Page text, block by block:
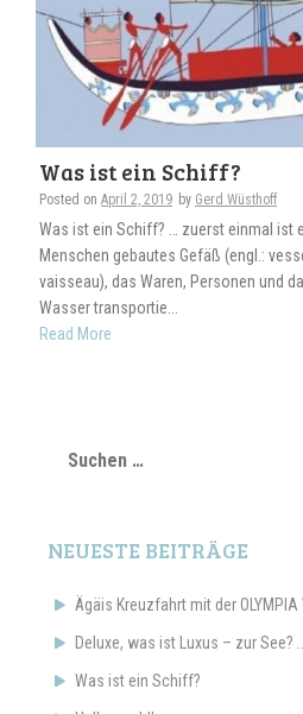
Was ist ein Schiff?
Posted on April 2, 2019 by Gerd Wüsthoff
Was ist ein Schiff? … zuerst einmal ist
Menschen gebautes Gefäß (engl.:
vaisseau), das Waren, Personen und
Wasser transportie...
Read More
nach:
NEUESTE BEITRÄGE
Ägäis Kreuzfahrt mit der OLYMPIA
Deluxe, was ist Luxus – zur
Was ist ein Schiff?